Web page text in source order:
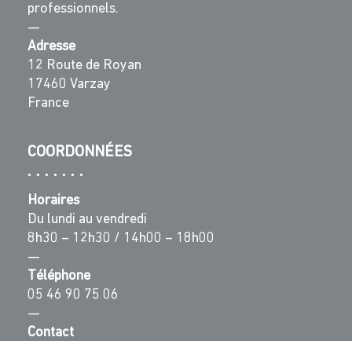
professionnels.
—
Adresse
12 Route de Royan
17460 Varzay
France
COORDONNÉES
Horaires
Du lundi au vendredi
8h30 – 12h30 / 14h00 – 18h00
—
Téléphone
05 46 90 75 06
—
Contact